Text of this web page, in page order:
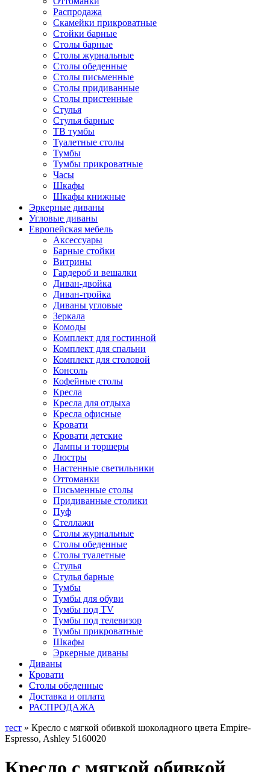
Распродажа
Скамейки прикроватные
Стойки барные
Столы барные
Столы журнальные
Столы обеденные
Столы письменные
Столы придиванные
Столы пристенные
Стулья
Стулья барные
ТВ тумбы
Туалетные столы
Тумбы
Тумбы прикроватные
Часы
Шкафы
Шкафы книжные
Эркерные диваны
Угловые диваны
Европейская мебель
Аксессуары
Барные стойки
Витрины
Гардероб и вешалки
Диван-двойка
Диван-тройка
Диваны угловые
Зеркала
Комоды
Комплект для гостинной
Комплект для спальни
Комплект для столовой
Консоль
Кофейные столы
Кресла
Кресла для отдыха
Кресла офисные
Кровати
Кровати детские
Лампы и торшеры
Люстры
Настенные светильники
Оттоманки
Письменные столы
Придиванные столики
Пуф
Стеллажи
Столы журнальные
Столы обеденные
Столы туалетные
Стулья
Стулья барные
Тумбы
Тумбы для обуви
Тумбы под TV
Тумбы под телевизор
Тумбы прикроватные
Шкафы
Эркерные диваны
Диваны
Кровати
Столы обеденные
Доставка и оплата
РАСПРОДАЖА
тест » Кресло с мягкой обивкой шоколадного цвета Empire-
Espresso, Ashley 5160020